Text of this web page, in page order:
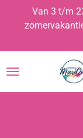
direct
de
hoofdinhoud
Van 3 t/m